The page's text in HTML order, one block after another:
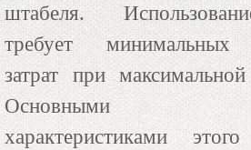
штабеля.
требует минимальных
затрат при
Основными
характеристиками